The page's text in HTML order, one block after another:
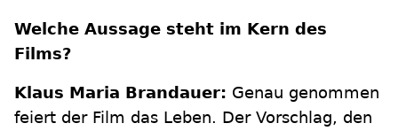
Welche Aussage steht im Kern des
Films?
Klaus Maria Brandauer: Genau genommen
feiert der Film das Leben. Der Vorschlag, den